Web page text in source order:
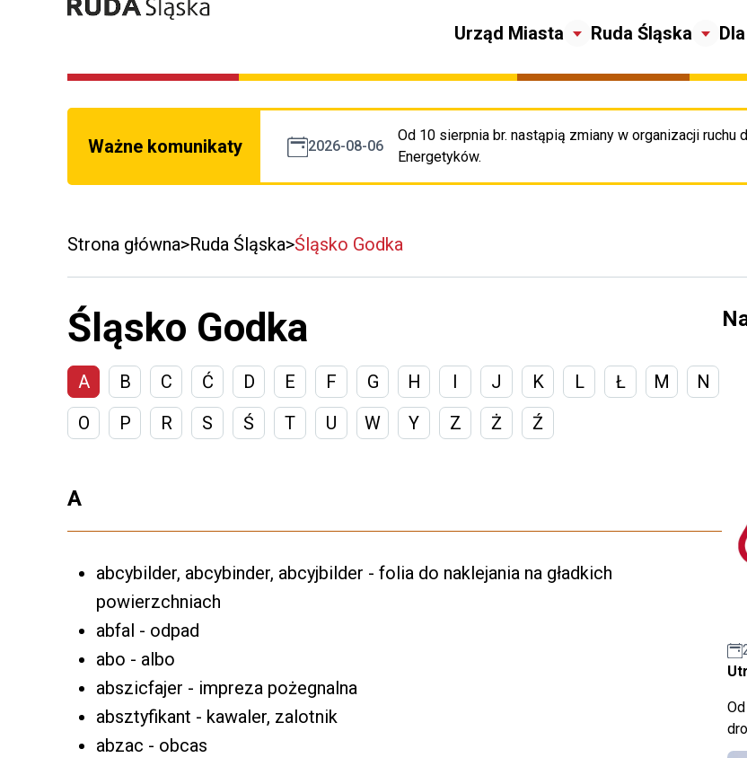
Urząd Miasta Ruda Śląska
Ważne komunikaty 2026-08-06
Od 10 sierpnia br. nastąpią zmiany w organizacji ruchu
Energetyków.
Strona główna Ruda Śląska Śląsko Godka
Śląsko Godka
A B C Ć D E F G H I J K L Ł M
N
O
P R S Ś T U W Y Z Ż Ź
A
abcybilder, abcybinder, abcyjbilder - folia do naklejania na gładkich
powierzchniach
abfal - odpad
abo - albo
abszicfajer - impreza pożegnalna
absztyfikant - kawaler, zalotnik
abzac - obcas